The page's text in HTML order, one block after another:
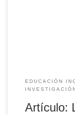
EDUCACIÓN
Artículo: